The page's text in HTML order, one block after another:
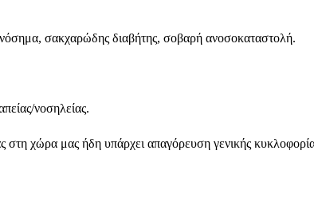
σακχαρώδης διαβήτης, σοβαρή ανοσοκαταστολή.
νοσηλείας.
χώρα μας ήδη υπάρχει απαγόρευση γενικής